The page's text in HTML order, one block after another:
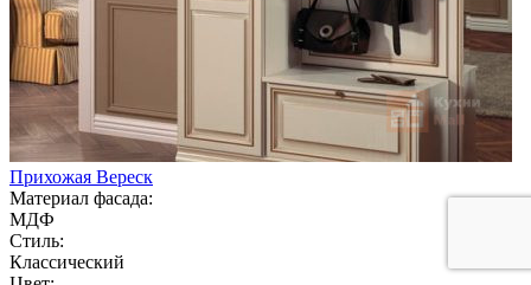
Прихожая Вереск
Материал фасада:
МДФ
Стиль:
Классический